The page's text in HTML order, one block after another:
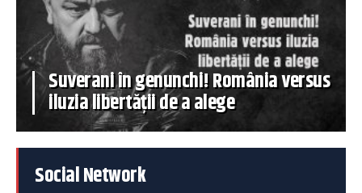
Suverani în genunchi! România versus
iluzia libertății de a alege
Social Network